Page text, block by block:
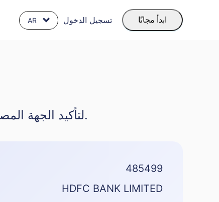
AR تسجيل الدخول ابدأ مجانًا
تحقق فورًا من معلومات BIN لتأكيد الجهة المصدِرة والمنطقة وشبكة البطاقة لضمان معاملات أكثر أمانًا.
485499
HDFC BANK LIMITED